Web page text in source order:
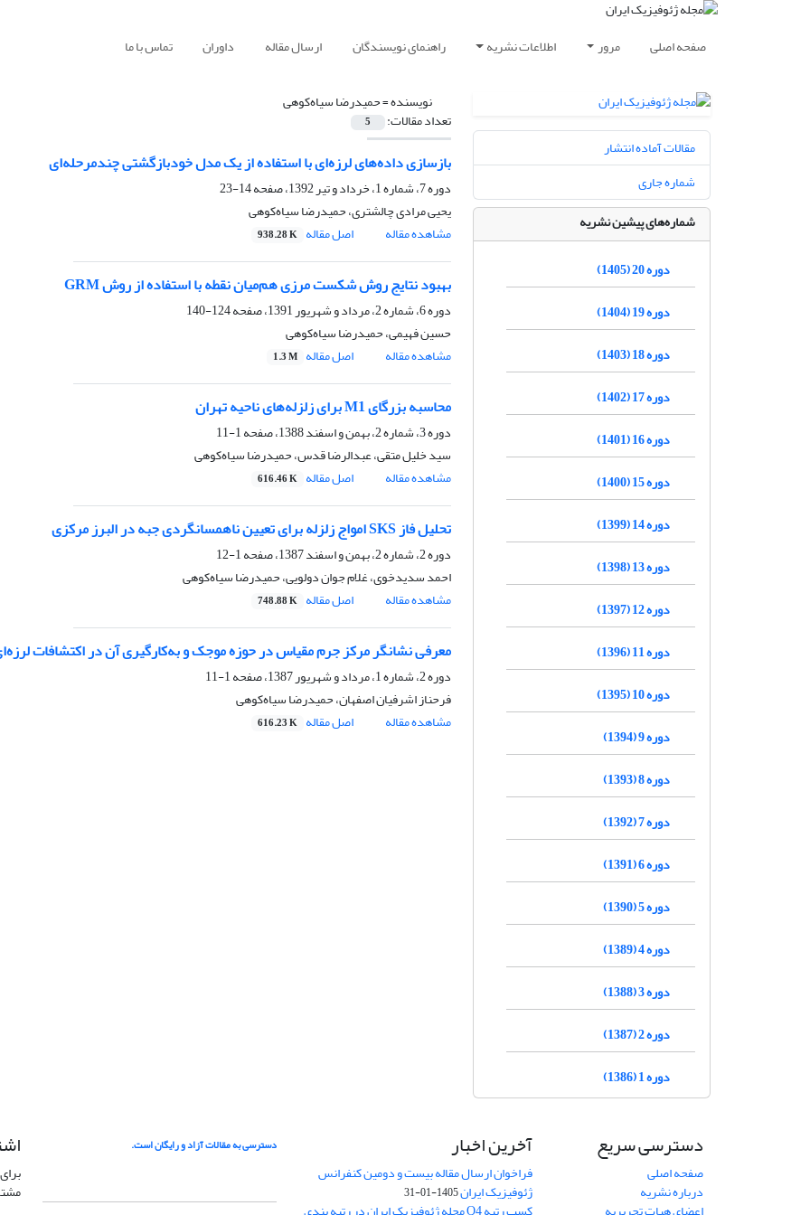
صفحه اصلی مرور اطلاعات نشریه راهنمای نویسندگان ارسال مقاله داوران تماس با ما
نویسنده =حمیدرضا سیاه‌کوهی
تعداد مقالات: 5
بازسازی داده‌های لرزه‌ای با استفاده از یک مدل خودبازگشتی چندمرحله‌ای
دوره 7، شماره 1، خرداد و تیر 1392، صفحه
14-23
یحیی مرادی چالشتری، حمیدرضا سیاه‌کوهی
مشاهده مقاله
اصل مقاله 938.28 K
بهبود نتایج روش شکست مرزی هم‌میان نقطه با استفاده از روش GRM
دوره 6، شماره 2، مرداد و شهریور 1391، صفحه
124-140
حسین فهیمی، حمیدرضا سیاه‌کوهی
مشاهده مقاله
اصل مقاله 1.3 M
محاسبه بزرگای M1 برای زلزله‌های ناحیه تهران
دوره 3، شماره 2، بهمن و اسفند 1388، صفحه
1-11
سید خلیل متقی، عبدالرضا قدس، حمیدرضا سیاه‌کوهی
مشاهده مقاله
اصل مقاله 616.46 K
تحلیل فاز SKS امواج زلزله برای تعیین ناهمسانگردی جبه در البرز مرکزی
دوره 2، شماره 2، بهمن و اسفند 1387، صفحه
1-12
احمد سدیدخوی، غلام جوان دولویی، حمیدرضا سیاه‌کوهی
مشاهده مقاله
اصل مقاله 748.88 K
معرفی نشانگر مرکز جرم مقیاس در حوزه موجک و به‌کارگیری آن در اکتشافات
دوره 2، شماره 1، مرداد و شهریور 1387، صفحه
1-11
فرحناز اشرفیان اصفهان، حمیدرضا سیاه‌کوهی
مشاهده مقاله
اصل مقاله 616.23 K
مقالات آماده انتشار
شماره جاری
شماره‌های پیشین نشریه
دوره 20 (1405)
دوره 19 (1404)
دوره 18 (1403)
دوره 17 (1402)
دوره 16 (1401)
دوره 15 (1400)
دوره 14 (1399)
دوره 13 (1398)
دوره 12 (1397)
دوره 11 (1396)
دوره 10 (1395)
دوره 9 (1394)
دوره 8 (1393)
دوره 7 (1392)
دوره 6 (1391)
دوره 5 (1390)
دوره 4 (1389)
دوره 3 (1388)
دوره 2 (1387)
دوره 1 (1386)
دسترسی سریع
صفحه اصلی
درباره نشریه
آخرین اخبار
فراخوان ارسال مقاله بیست و دومین کنفرانس
ژئوفیزیک ایران1405-01-31
دسترسی به مقالات آزاد و رایگان است.